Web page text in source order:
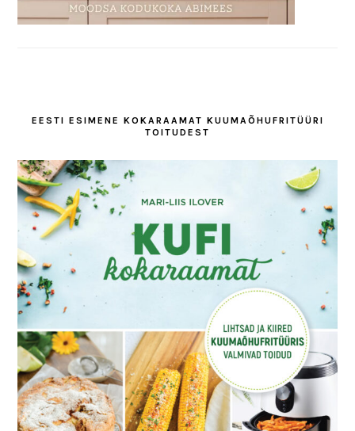
EESTI ESIMENE KOKARAAMAT KUUMAÕHUFRITÜÜRI
TOITUDEST